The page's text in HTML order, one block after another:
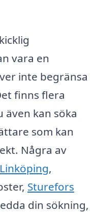
vara en
inte begränsa
finns flera
kan söka
som kan
Några av
Linköping,
Sturefors
din sökning,